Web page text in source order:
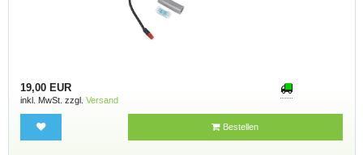
19,00 EUR
inkl. MwSt. zzgl. Versand
Bestellen